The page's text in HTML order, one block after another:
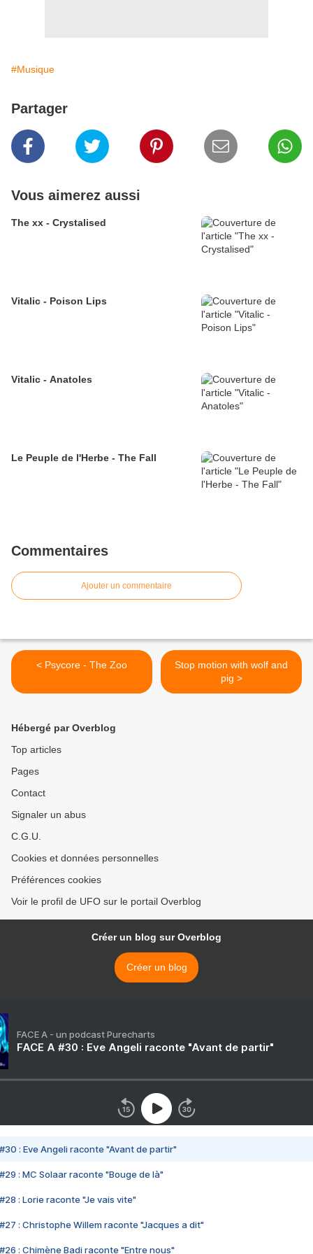
#Musique
Partager
Vous aimerez aussi
The xx - Crystalised
Vitalic - Poison Lips
Vitalic - Anatoles
Le Peuple de l'Herbe - The Fall
Commentaires
Ajouter un commentaire
< Psycore - The Zoo
Stop motion with wolf and
pig >
Hébergé par Overblog
Top articles
Pages
Contact
Signaler un abus
C.G.U.
Cookies et données personnelles
Préférences cookies
Voir le profil de UFO sur le portail Overblog
Créer un blog sur Overblog
Créer un blog
FACE A - un podcast Purecharts
FACE A #30 : Eve Angeli raconte "Avant de partir"
#30 : Eve Angeli raconte "Avant de partir"
#29 : MC Solaar raconte "Bouge de là"
#28 : Lorie raconte "Je vais vite"
#27 : Christophe Willem raconte "Jacques a dit"
#26 : Chimène Badi raconte "Entre nous"